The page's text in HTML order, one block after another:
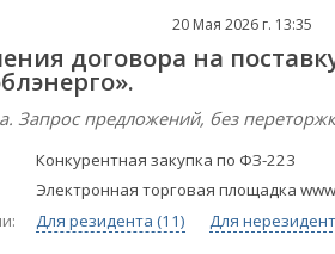
20 Мая 2026 г. 13:35
договора на
Запрос предложений, без
Конкурентная закупка по ФЗ-223
Электронная торговая площадка
Для резидента (11)
Для